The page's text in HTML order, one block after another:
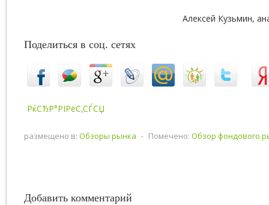
Алексей Кузьмин,
Поделиться в соц. сетях
РќСЂР°РІРёС‚СЃСЏ
размещено в: Обзоры рынка ⋅ Помечено: Обзор фондового
Добавить комментарий